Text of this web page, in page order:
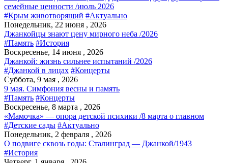
семейные ценности /июль 2026
#Крым животворящий #Актуально
Понедельник, 22 июня , 2026
Джанкойцы знают цену мирного неба /2026
#Память #История
Воскресенье, 14 июня , 2026
Джанкой: жизнь сильнее испытаний /2026
#Джанкой в лицах #Концерты
Суббота, 9 мая , 2026
9 мая. Симфония весны и память
#Память #Концерты
Воскресенье, 8 марта , 2026
«Мамочка» — опора детской психики /8 марта о главном
#Детские сады #Актуально
Понедельник, 2 февраля , 2026
О подвиге сквозь годы: Сталинград — Джанкой/1943
#История